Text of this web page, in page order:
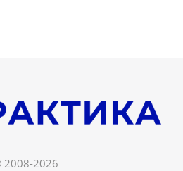
2008-2026